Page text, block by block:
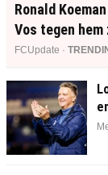
Ronald
Vos tegen
FCUpdate ·